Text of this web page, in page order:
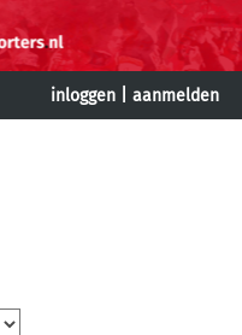
inloggen aanmelden